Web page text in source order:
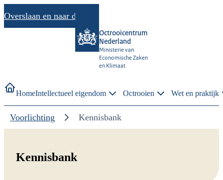
Overslaan en naar de inhoud gaan
Octrooicentrum
Nederland
Ministerie van
Economische Zaken
en Klimaat
HomeIntellectueel eigendom Octrooien Wet en praktijk
Voorlichting Kennisbank
Kennisbank